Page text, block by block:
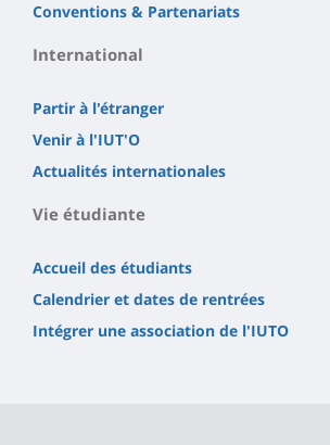
Conventions & Partenariats
International
Partir à l'étranger
Venir à l'IUT'O
Actualités internationales
Vie étudiante
Accueil des étudiants
Calendrier et dates de rentrées
Intégrer une association de l'IUTO